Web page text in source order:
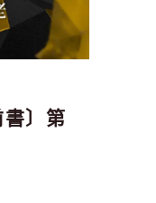
〕第